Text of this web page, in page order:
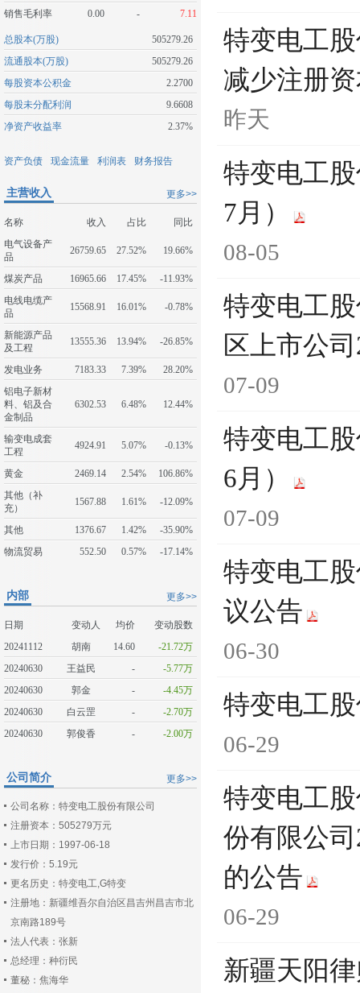
销售毛利率
0.00 - 7.11
总股本(万股)
505279.26
流通股本(万股)
505279.26
每股资本公积金
2.2700
每股未分配利润
9.6608
净资产收益率
2.37%
资产负债 现金流量 利润表 财务报告
更多>>
主营收入
名称 收入 占比
同比
电气设备产
品
26759.65 27.52% 19.66%
煤炭产品 16965.66 17.45%
-11.93%
电线电缆产
品
15568.91 16.01% -0.78%
新能源产品
及工程
13555.36 13.94% -26.85%
发电业务 7183.33 7.39%
28.20%
铝电子新材
料、铝及合
金制品
6302.53 6.48% 12.44%
输变电成套
工程
4924.91 5.07% -0.13%
黄金 2469.14 2.54%
106.86%
其他（补
充）
1567.88 1.61% -12.09%
其他 1376.67 1.42%
-35.90%
物流贸易
552.50 0.57% -17.14%
更多>>
内部
日期 变动人 均价
变动股数
20241112
胡南 14.60
-21.72万
20240630
王益民 -
-5.77万
20240630
郭金 -
-4.45万
20240630
白云罡 -
-2.70万
20240630
郭俊香 - -2.00万
更多>>
公司简介
公司名称：特变电工股份有限公司
注册资本：505279万元
上市日期：1997-06-18
发行价：5.19元
更名历史：特变电工,G特变
注册地：新疆维吾尔自治区昌吉州昌吉市北
京南路189号
法人代表：张新
总经理：种衍民
董秘：焦海华
特变电工
减少注册
昨天
特变电工
7月）
08-05
特变电工
区上市公
07-09
特变电工
6月）
07-09
特变电工
议公告
06-30
特变电工
06-29
特变电工
份有限公
的公告
06-29
新疆天阳